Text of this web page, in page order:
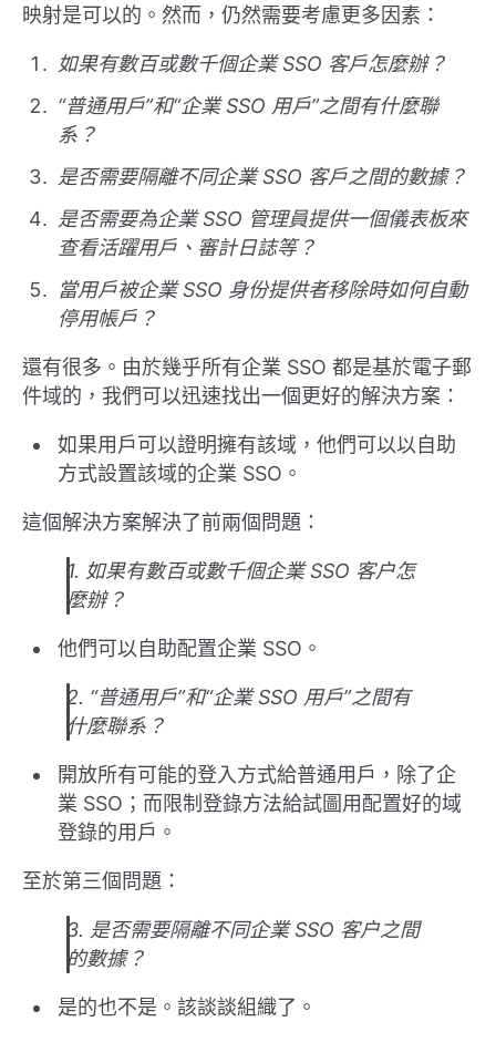
映射是可以的。然而，仍然需要考慮更多因素：
如果有數百或數千個企業 SSO 客戶怎麼辦？
“普通用戶”和“企業 SSO 用戶”之間有什麼聯
系？
是否需要隔離不同企業 SSO 客戶之間的數據？
是否需要為企業 SSO 管理員提供一個儀表板來
查看活躍用戶、審計日誌等？
當用戶被企業 SSO 身份提供者移除時如何自動
停用帳戶？
還有很多。由於幾乎所有企業 SSO 都是基於電子郵
件域的，我們可以迅速找出一個更好的解決方案：
如果用戶可以證明擁有該域，他們可以以自助
方式設置該域的企業 SSO。
這個解決方案解決了前兩個問題：
1. 如果有數百或數千個企業 SSO 客户怎
麼辦？
他們可以自助配置企業 SSO。
2. “普通用戶”和“企業 SSO 用戶”之間有
什麼聯系？
開放所有可能的登入方式給普通用戶，除了企
業 SSO；而限制登錄方法給試圖用配置好的域
登錄的用戶。
至於第三個問題：
3. 是否需要隔離不同企業 SSO 客户之間
的數據？
是的也不是。該談談組織了。